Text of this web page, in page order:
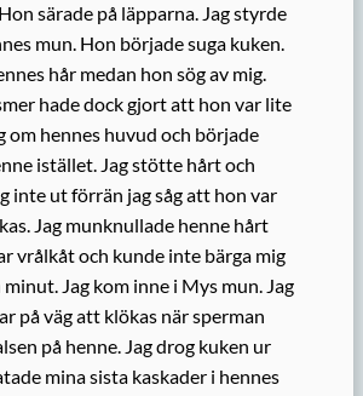
särade på läpparna. Jag styrde
mun. Hon började suga kuken.
hår medan hon sög av mig.
hade dock gjort att hon var lite
om hennes huvud och började
istället. Jag stötte hårt och
inte ut förrän jag såg att hon var
Jag munknullade henne hårt
vrålkåt och kunde inte bärga mig
Jag kom inne i Mys mun. Jag
på väg att klökas när sperman
på henne. Jag drog kuken ur
mina sista kaskader i hennes